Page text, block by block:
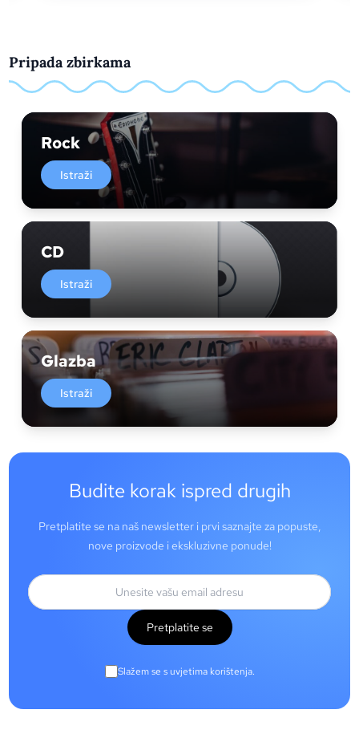
Pripada zbirkama
Rock
Istraži
CD
Istraži
Glazba
Istraži
Budite korak ispred drugih
Pretplatite se na naš newsletter i prvi saznajte za popuste,
nove proizvode i ekskluzivne ponude!
Pretplatite se
Slažem se s uvjetima korištenja.